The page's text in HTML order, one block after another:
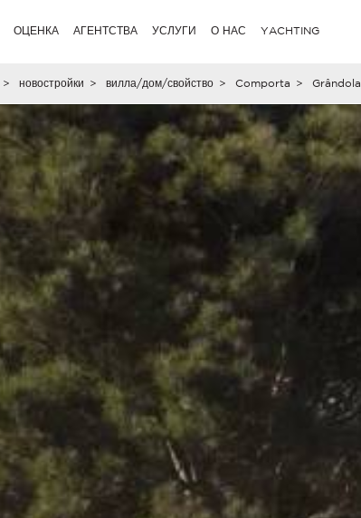
ОЦЕНКА АГЕНТСТВА УСЛУГИ О НАС YACHTING
> новостройки > вилла/дом/свойство > Comporta > Grândola